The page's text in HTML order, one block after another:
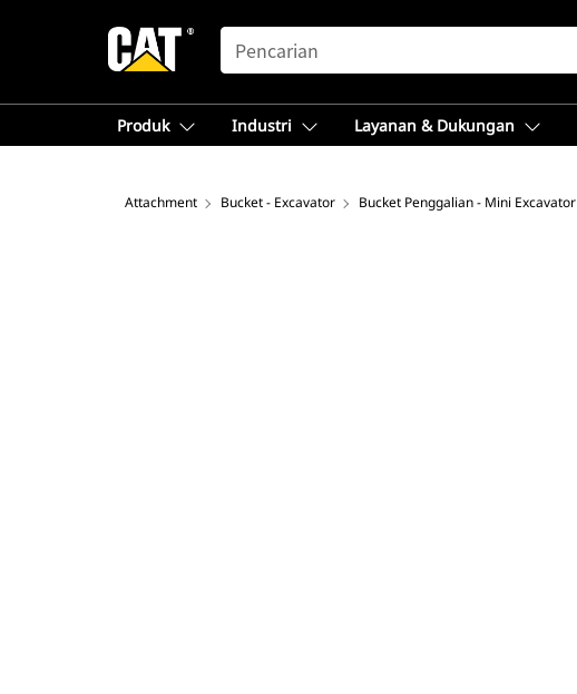
SEARCH
Produk Industri Layanan & Dukungan
Attachment Bucket - Excavator Bucket Penggalian - Mini Excavator